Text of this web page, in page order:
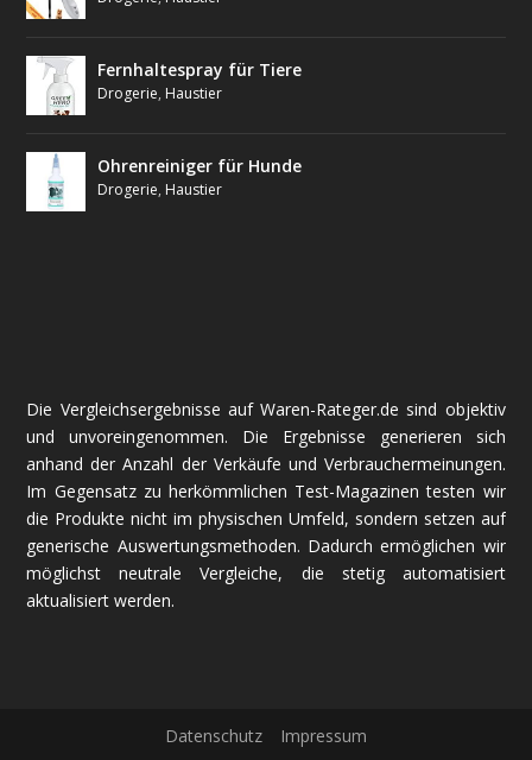
Fernhaltespray für Tiere
Drogerie, Haustier
Ohrenreiniger für Hunde
Drogerie, Haustier
Die Vergleichsergebnisse auf Waren-Rateger.de sind objektiv
und unvoreingenommen. Die Ergebnisse generieren sich
anhand der Anzahl der Verkäufe und Verbrauchermeinungen.
Im Gegensatz zu herkömmlichen Test-Magazinen testen wir
die Produkte nicht im physischen Umfeld, sondern setzen auf
generische Auswertungsmethoden. Dadurch ermöglichen wir
möglichst neutrale Vergleiche, die stetig automatisiert
aktualisiert werden.
Datenschutz Impressum